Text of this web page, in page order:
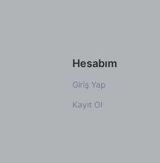
Hesabım
Giriş Yap
Kayıt Ol